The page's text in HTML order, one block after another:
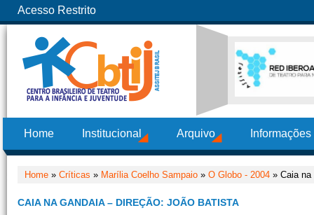
Acesso Restrito
Home Institucional Arquivo
Home » Críticas » Marília Coelho Sampaio » O Globo - 2004 » Caia
CAIA NA GANDAIA – DIREÇÃO: JOÃO BATISTA